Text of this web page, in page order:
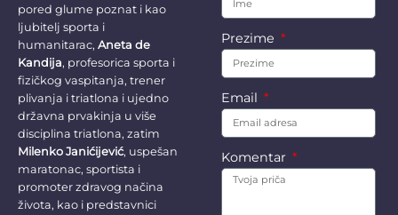
pored glume poznat i kao
ljubitelj sporta i
humanitarac, Aneta de
Kandija, profesorica sporta i
fizičkog vaspitanja, trener
plivanja i triatlona i ujedno
državna prvakinja u više
disciplina triatlona, zatim
Milenko Janićijević, uspešan
maratonac, sportista i
promoter zdravog načina
života, kao i predstavnici
Prezime
Email
Komentar